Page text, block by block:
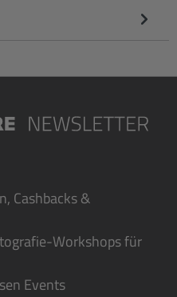
Cashbacks &
Workshops für
Events